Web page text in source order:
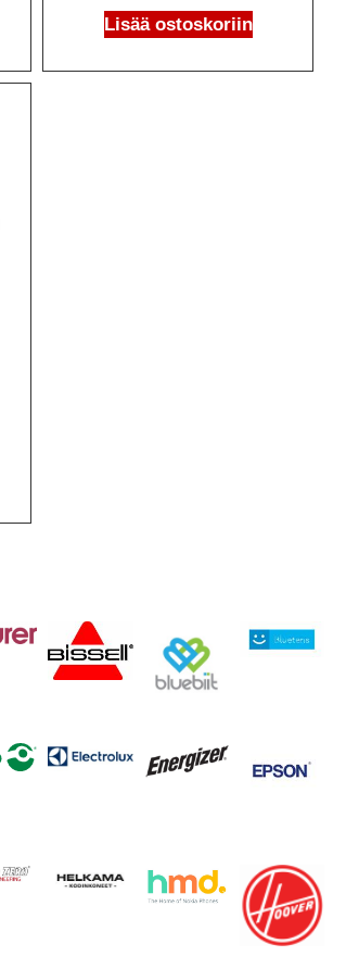
Lisää ostoskoriin